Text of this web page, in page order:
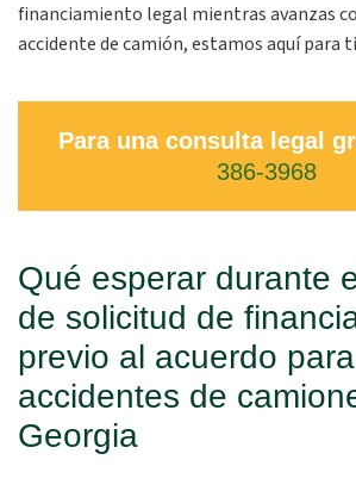
financiamiento legal mientras avanzas
accidente de camión, estamos aquí para
Para una consulta legal
386-3968
Qué esperar durante
de solicitud de
previo al acuerdo para
accidentes de
Georgia